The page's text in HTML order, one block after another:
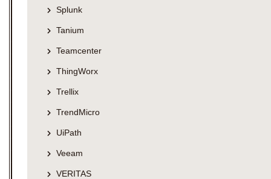
Splunk
Tanium
Teamcenter
ThingWorx
Trellix
TrendMicro
UiPath
Veeam
VERITAS